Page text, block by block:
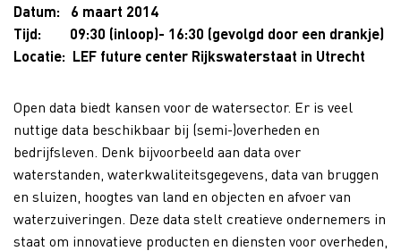
Datum: 6 maart 2014
Tijd: 09:30 (inloop)- 16:30 (gevolgd door een drankje)
Locatie: LEF future center Rijkswaterstaat in Utrecht
Open data biedt kansen voor de watersector. Er is veel
nuttige data beschikbaar bij (semi-)overheden en
bedrijfsleven. Denk bijvoorbeeld aan data over
waterstanden, waterkwaliteitsgegevens, data van bruggen
en sluizen, hoogtes van land en objecten en afvoer van
waterzuiveringen. Deze data stelt creatieve ondernemers in
staat om innovatieve producten en diensten voor overheden,